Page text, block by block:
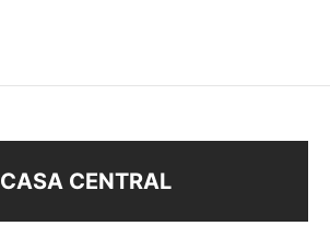
CASA CENTRAL